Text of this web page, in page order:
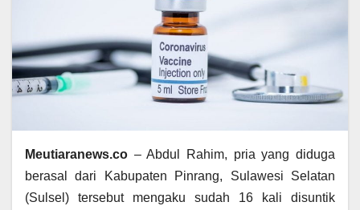
Meutiaranews.co – Abdul Rahim, pria yang diduga
berasal dari Kabupaten Pinrang, Sulawesi Selatan
(Sulsel) tersebut mengaku sudah 16 kali disuntik